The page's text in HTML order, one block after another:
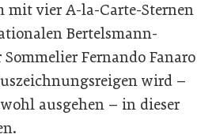
mit vier A-la-Carte-Sternen
Bertelsmann-
Fernando Fanaro
wird –
ausgehen – in dieser